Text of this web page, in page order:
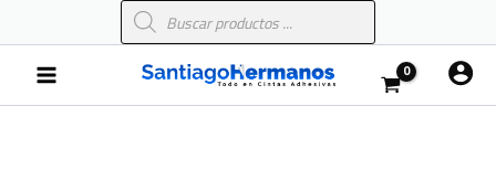
al
contenido
Búsqueda
de
Main
Menu